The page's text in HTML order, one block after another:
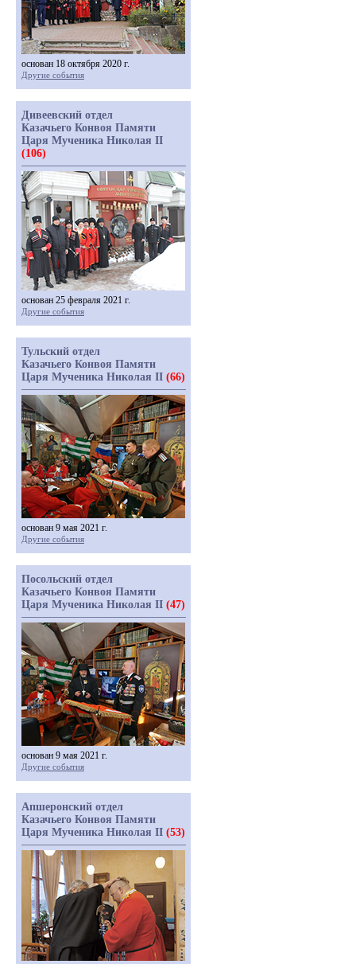
основан 18 октября 2020 г.
Другие события
Дивеевский отдел
Казачьего Конвоя Памяти
Царя Мученика Николая II
(106)
основан 25 февраля 2021 г.
Другие события
Тульский отдел
Казачьего Конвоя Памяти
Царя Мученика Николая II (66)
основан 9 мая 2021 г.
Другие события
Посольский отдел
Казачьего Конвоя Памяти
Царя Мученика Николая II (47)
основан 9 мая 2021 г.
Другие события
Апшеронский отдел
Казачьего Конвоя Памяти
Царя Мученика Николая II (53)